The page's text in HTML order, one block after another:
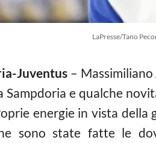
LaPresse/Tano
Juventus –
e qualche
energie in vista
sono state fatte le